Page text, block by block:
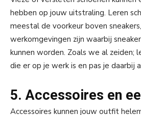
hebben op jouw uitstraling. Leren
meestal de voorkeur boven
werkomgevingen zijn waarbij
kunnen worden. Zoals we al zeiden;
die er op je werk is en pas je daarbij
5. Accessoires en
Accessoires kunnen jouw outfit